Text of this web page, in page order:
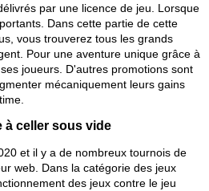
par une licence de jeu. Lorsque
Dans cette partie de cette
vous trouverez tous les grands
Pour une aventure unique grâce à
joueurs. D'autres promotions sont
mécaniquement leurs gains
à celler sous vide
et il y a de nombreux tournois de
web. Dans la catégorie des jeux
des jeux contre le jeu